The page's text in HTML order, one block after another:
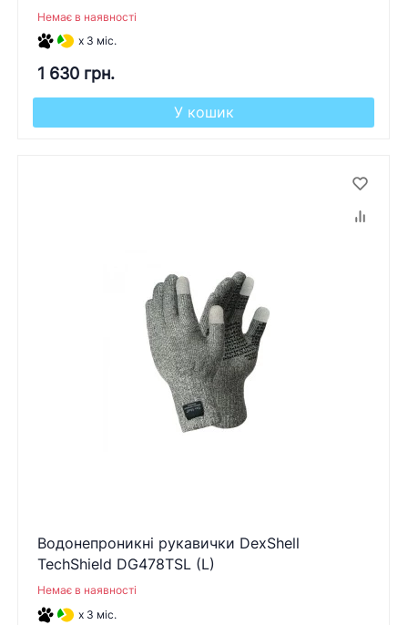
Немає в наявності
x 3 міс.
1 630 грн.
У кошик
Водонепроникні рукавички DexShell
TechShield DG478TSL (L)
Немає в наявності
x 3 міс.